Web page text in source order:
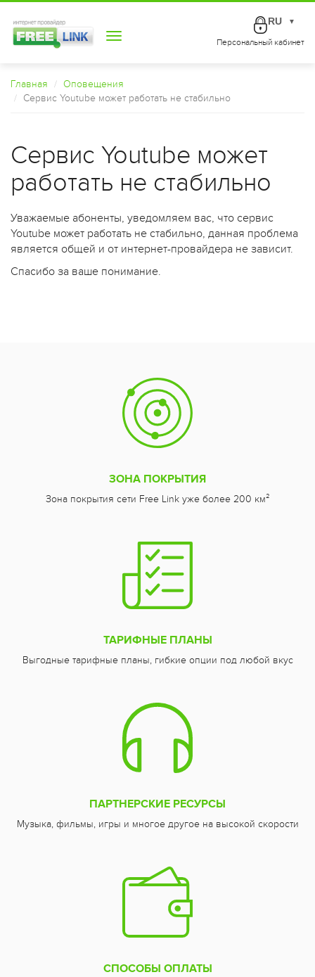
Toggle
Персональный кабинет
RU ▼
Главная
Оповещения
Сервис Youtube может работать не стабильно
Сервис Youtube может
работать не стабильно
Уважаемые абоненты, уведомляем вас, что сервис
Youtube может работать не стабильно, данная проблема
является общей и от интернет-провайдера не зависит.
Спасибо за ваше понимание.
ЗОНА ПОКРЫТИЯ
Зона покрытия сети Free Link уже более 200 км²
ТАРИФНЫЕ ПЛАНЫ
Выгодные тарифные планы, гибкие опции под любой вкус
ПАРТНЕРСКИЕ РЕСУРСЫ
Музыка, фильмы, игры и многое другое на высокой скорости
СПОСОБЫ ОПЛАТЫ